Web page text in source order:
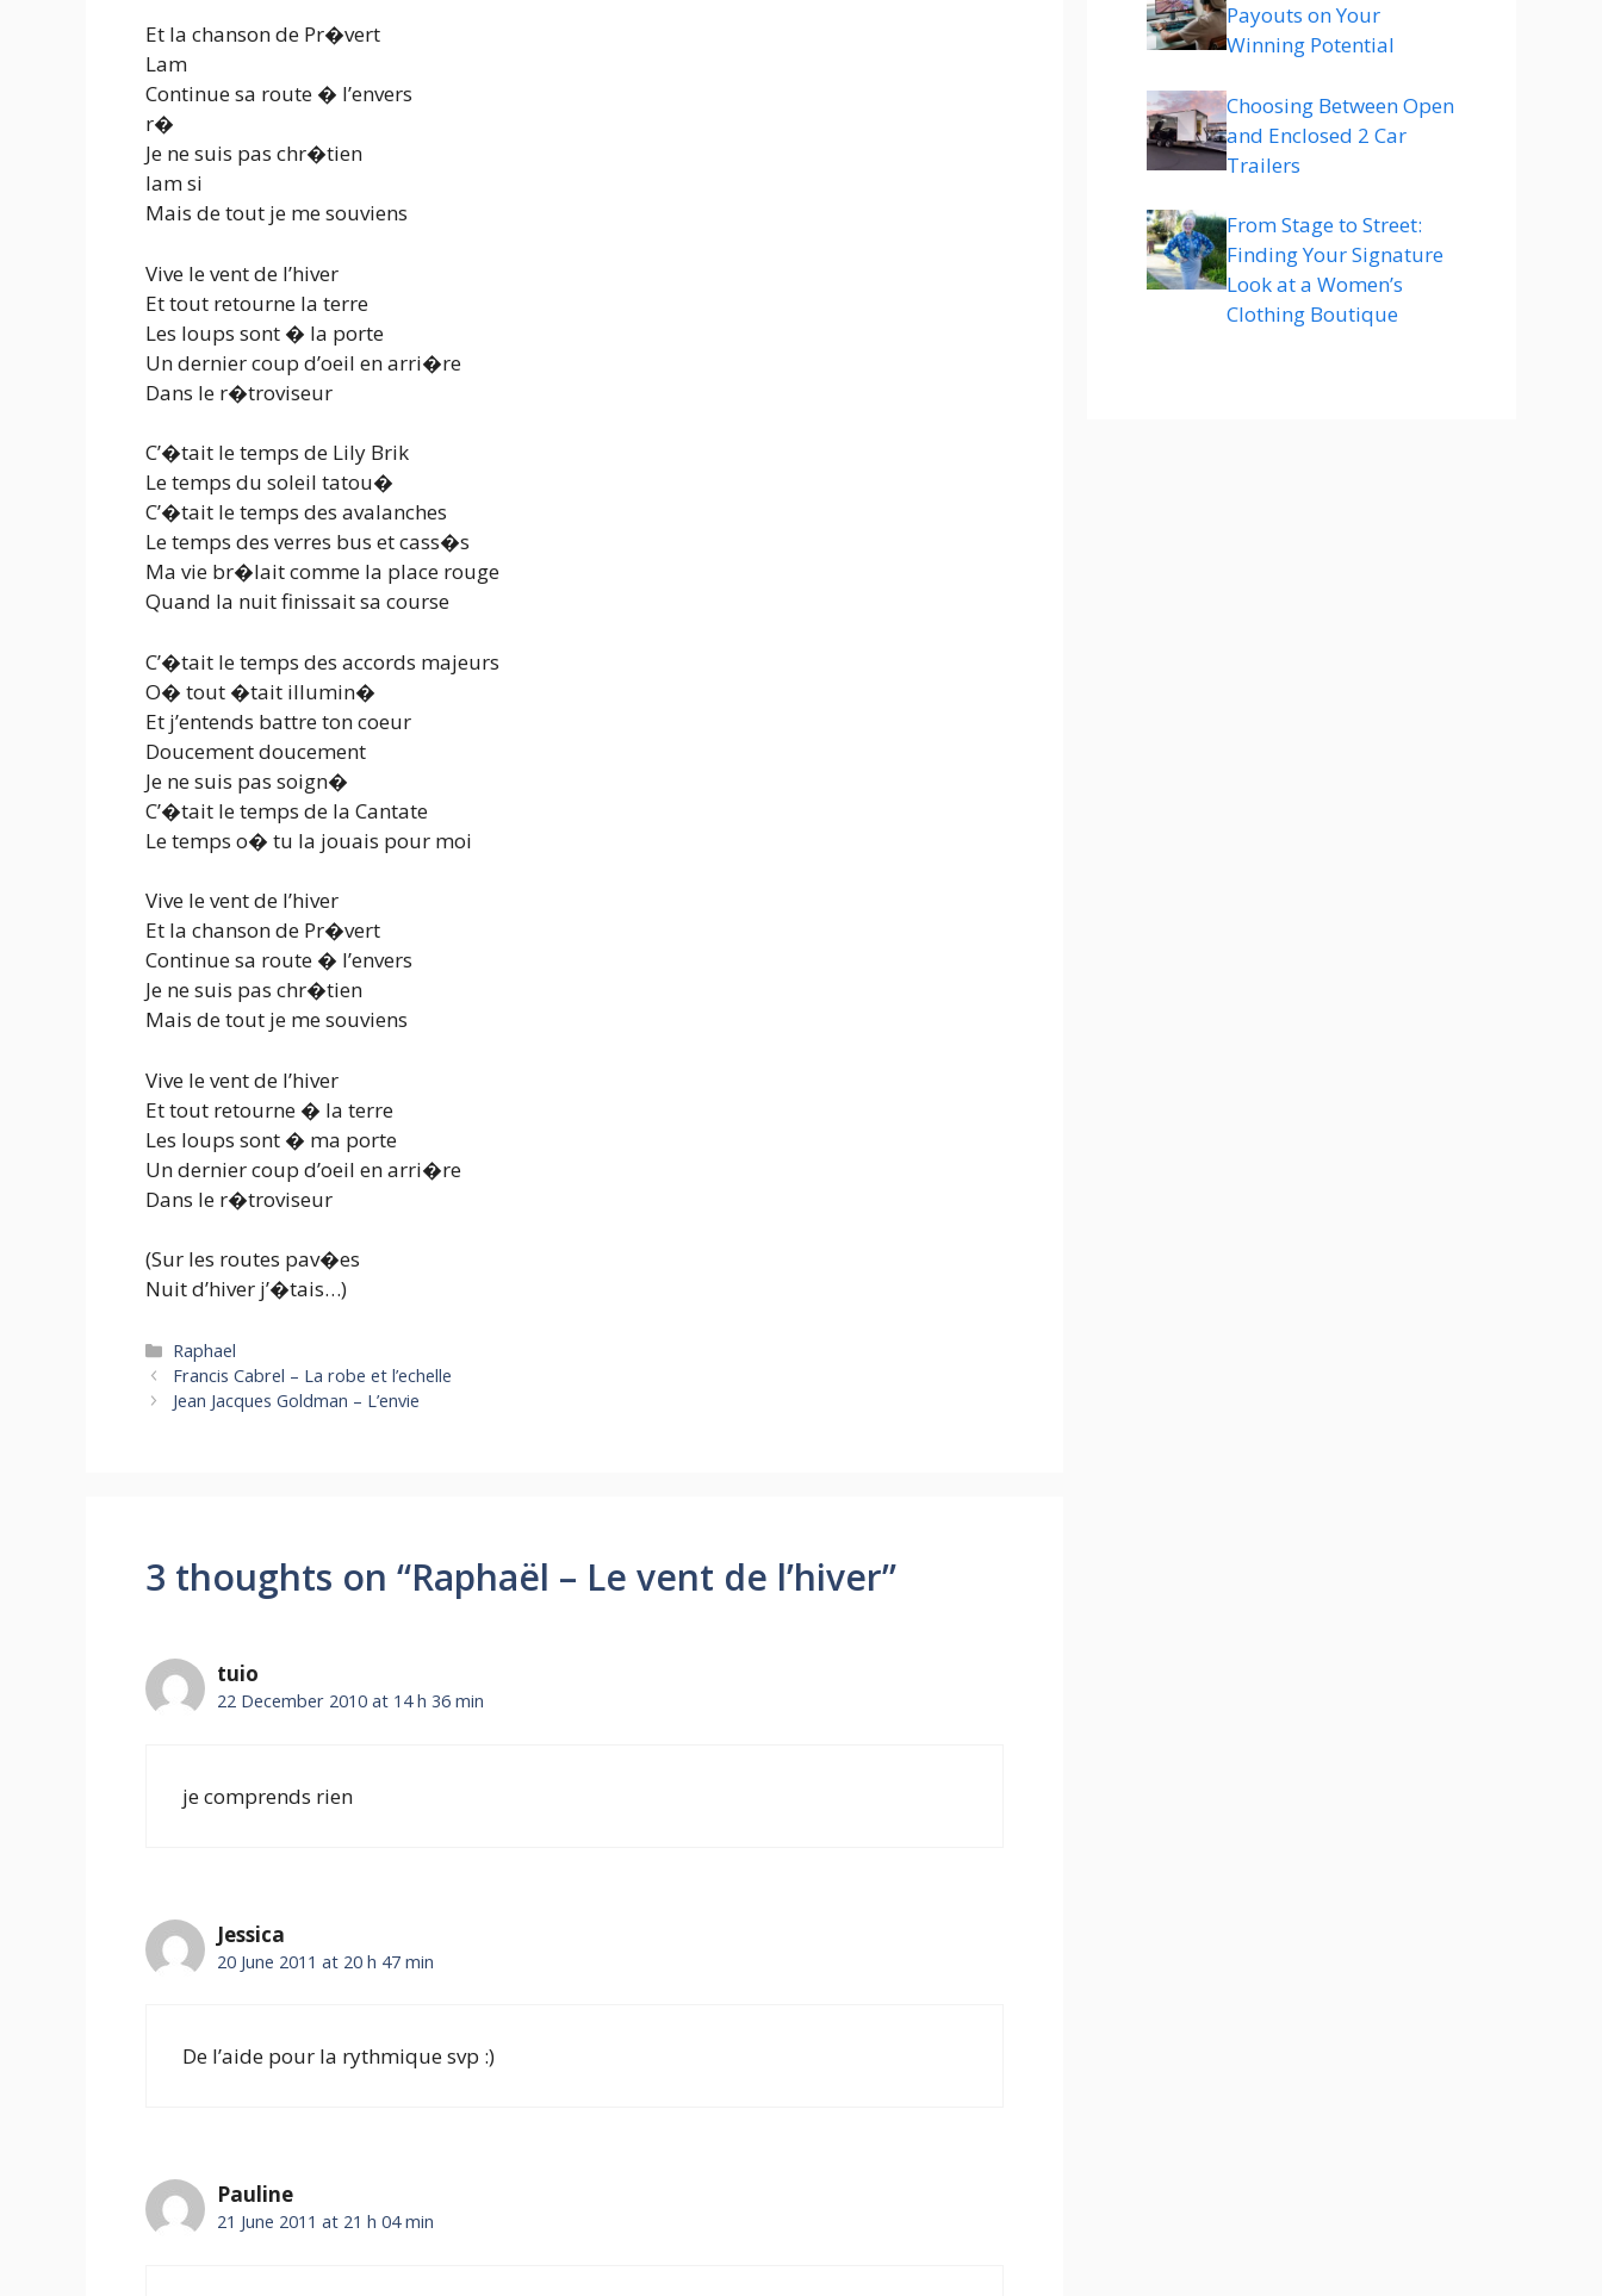
Et la chanson de Pr�vert
Lam
Continue sa route � l’envers
r�
Je ne suis pas chr�tien
lam si
Mais de tout je me souviens
Vive le vent de l’hiver
Et tout retourne la terre
Les loups sont � la porte
Un dernier coup d’oeil en arri�re
Dans le r�troviseur
C’�tait le temps de Lily Brik
Le temps du soleil tatou�
C’�tait le temps des avalanches
Le temps des verres bus et cass�s
Ma vie br�lait comme la place rouge
Quand la nuit finissait sa course
C’�tait le temps des accords majeurs
O� tout �tait illumin�
Et j’entends battre ton coeur
Doucement doucement
Je ne suis pas soign�
C’�tait le temps de la Cantate
Le temps o� tu la jouais pour moi
Vive le vent de l’hiver
Et la chanson de Pr�vert
Continue sa route � l’envers
Je ne suis pas chr�tien
Mais de tout je me souviens
Vive le vent de l’hiver
Et tout retourne � la terre
Les loups sont � ma porte
Un dernier coup d’oeil en arri�re
Dans le r�troviseur
(Sur les routes pav�es
Nuit d’hiver j’�tais…)
Categories
Raphael
Francis Cabrel – La robe et l’echelle
Jean Jacques Goldman – L’envie
3 thoughts on “Raphaël – Le vent de l’hiver”
tuio
22 December 2010 at 14 h 36 min
je comprends rien
Jessica
20 June 2011 at 20 h 47 min
De l’aide pour la rythmique svp :)
Pauline
21 June 2011 at 21 h 04 min
Payouts on Your
Winning Potential
Choosing Between Open
and Enclosed 2 Car
Trailers
From Stage to Street:
Finding Your Signature
Look at a Women’s
Clothing Boutique